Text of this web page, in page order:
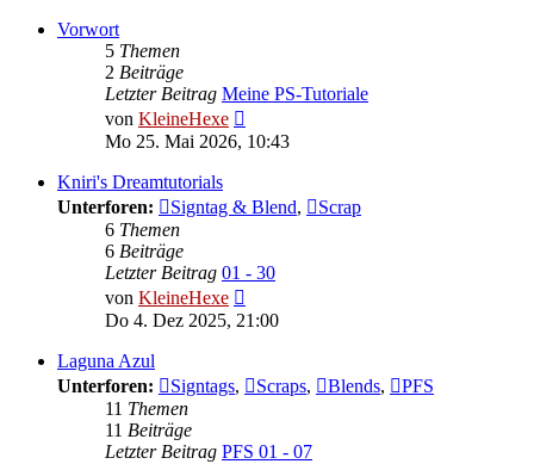
Vorwort
5 Themen
2 Beiträge
Letzter Beitrag Meine PS-Tutoriale
von KleineHexe
Beitrag
Mo 25. Mai 2026, 10:43
Kniri's Dreamtutorials
Unterforen:
Signtag & Blend,
Scrap
6 Themen
6 Beiträge
Letzter Beitrag 01 - 30
von KleineHexe
Beitrag
Do 4. Dez 2025, 21:00
Laguna Azul
Unterforen:
Signtags, Scraps, Blends,
PFS
11 Themen
11 Beiträge
Letzter Beitrag PFS 01 - 07